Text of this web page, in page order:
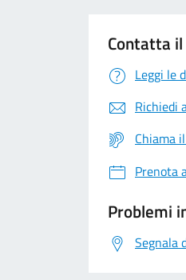
Contatta
Leggi le
Richiedi
Chiama
Prenota
Problemi
Segnala